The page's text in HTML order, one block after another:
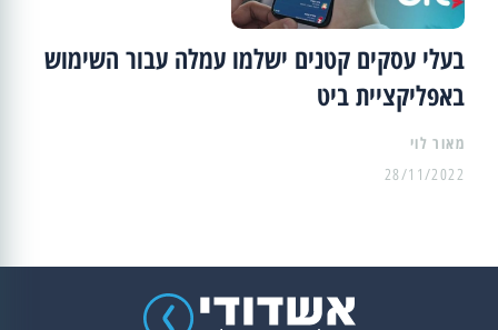
בעלי עסקים קטנים ישלמו עמלה עבור השימוש
באפליקציית ביט
מאור לוי
28/11/2022